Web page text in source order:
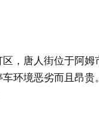
，唐人街位于阿姆
环境恶劣而且昂贵